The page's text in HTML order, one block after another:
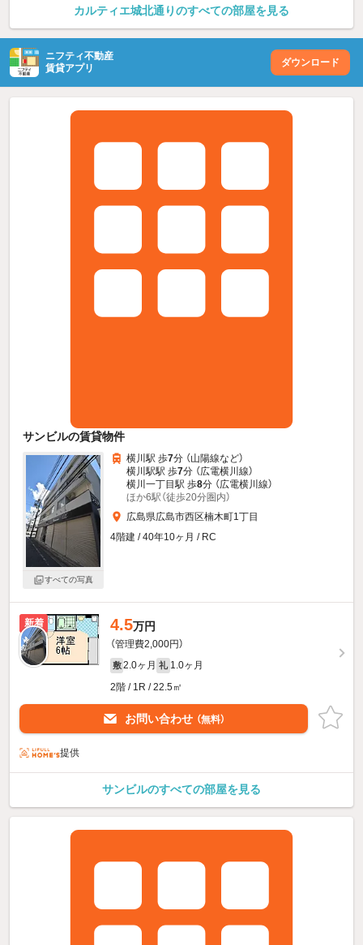
カルティエ城北通りのすべての部屋を見る
ニフティ不動産
賃貸アプリ
ダウンロード
サンビルの賃貸物件
すべての写真
横川駅 歩7分 （山陽線など）
横川駅駅 歩7分 （広電横川線）
横川一丁目駅 歩8分 （広電横川線）
ほか6駅（徒歩20分圏内）
広島県広島市西区楠木町1丁目
4階建 / 40年10ヶ月 / RC
新着 4.5万円
（管理費2,000円）
敷 2.0ヶ月 礼 1.0ヶ月
2階 / 1R / 22.5㎡
お問い合わせ （無料）
提供
サンビルのすべての部屋を見る